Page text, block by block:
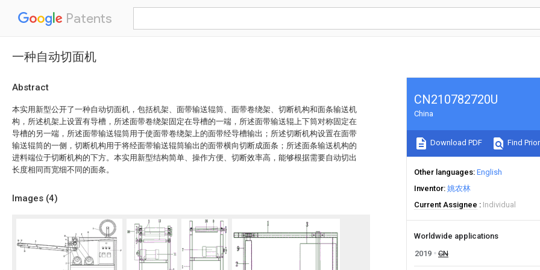
Patents
一种自动切面机
Abstract
本实用新型公开了一种自动切面机，包括机架、面带输送辊筒、面带卷绕架、切断机构和面条输送机
构，所述机架上设置有导槽，所述面带卷绕架固定在导槽的一端，所述面带输送辊上下筒对称固定在
导槽的另一端，所述面带输送辊筒用于使面带卷绕架上的面带经导槽输出；所述切断机构设置在面带
输送辊筒的一侧，切断机构用于将经面带输送辊筒输出的面带横向切断成面条；所述面条输送机构的
进料端位于切断机构的下方。本实用新型结构简单、操作方便、切断效率高，能够根据需要自动切出
长度相同而宽细不同的面条。
Images (4)
CN210782720U
China
Download PDF Find
Other languages English
Inventor 姚农林
Current Assignee
Individual
Worldwide applications
2019
CN